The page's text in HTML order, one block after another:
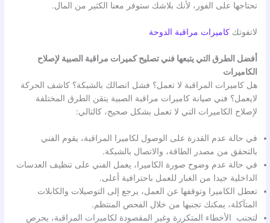
تحتاجها على الفور، لأنك بلاشك ستوفر معنا الكثير من المال.
لاتفوتككاميرات مراقبة الدوحة
أفضل الطرق التي يتبعها فني تصليح كميرات مراقبة الصبية لإصلاح
الكاميرات
هل كاميرات المراقبة لا تعمل؟ فشل اتصالك بالشبكة؟ كاشف الحركة
لايعمل؟ فني صيانة كاميرات مراقبة الصبية يتقن الطرق المختلفة
لإصلاح الكاميرات التي لا تعمل بشكل صحيح، كالتالي:
في حالة عدم القدرة على الوصول لكاميرا المراقبة، يقوم الفني
بالتحقق من مصدر الطاقة، والاتصال بالشبكة.
في حالة عدم وضوح صورة الكاميرا، يعمل الفني على تنظيف العدسات
الداخلية جيدا من الغبار للعمل باحترافية أعلى.
تعطل الكاميرا وتوقفها عن العمل، يرجع إلى التوصيلات والكابلات
المتآكلة، يمكنك تجنبها من خلال الفحص المنتظم.
لتجنب الأخطاء المتكررة وغير المقصودة لكاميرات المراقبة، يحرص